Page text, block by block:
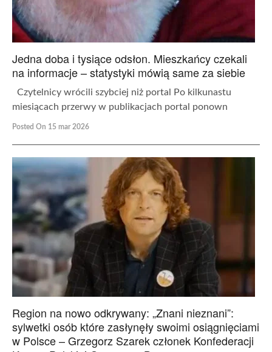
Jedna doba i tysiące odsłon. Mieszkańcy czekali
na informacje – statystyki mówią same za siebie
Czytelnicy wrócili szybciej niż portal Po kilkunastu
miesiącach przerwy w publikacjach portal ponown
Posted On 15 mar 2026
Region na nowo odkrywany: „Znani nieznani”:
sylwetki osób które zasłynęły swoimi osiągnięciami
w Polsce – Grzegorz Szarek członek Konfederacji